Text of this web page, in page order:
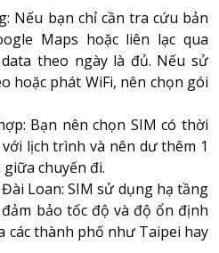
Nếu bạn chỉ cần tra cứu bản
Maps hoặc liên lạc qua
theo ngày là đủ. Nếu sử
hoặc phát WiFi, nên chọn gói
Bạn nên chọn SIM có thời
lịch trình và nên dư thêm 1
chuyến đi.
Loan: SIM sử dụng hạ tầng
bảo tốc độ và độ ổn định
các thành phố như Taipei hay